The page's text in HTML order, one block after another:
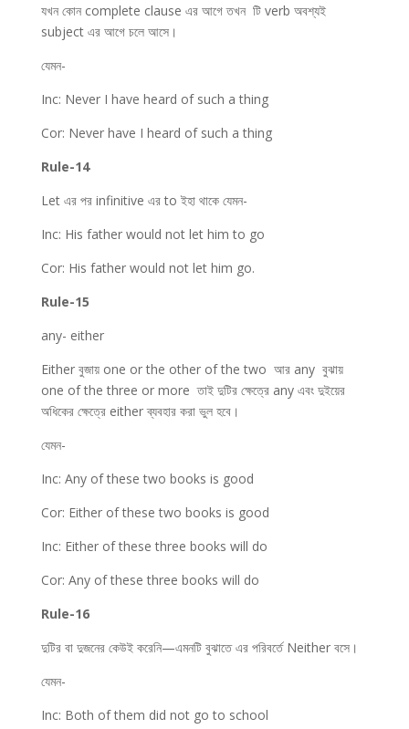
যখন কোন complete clause এর আগে তখন টি verb অবশ্যই
subject এর আগে চলে আসে।
যেমন-
Inc: Never I have heard of such a thing
Cor: Never have I heard of such a thing
Rule-14
Let এর পর infinitive এর to ইহা থাকে যেমন-
Inc: His father would not let him to go
Cor: His father would not let him go.
Rule-15
any- either
Either বুজায় one or the other of the two আর any বুঝায়
one of the three or more তাই দুটির ক্ষেত্রে any এবং দুইয়ের
অধিকের ক্ষেত্রে either ব্যবহার করা ভুল হবে।
যেমন-
Inc: Any of these two books is good
Cor: Either of these two books is good
Inc: Either of these three books will do
Cor: Any of these three books will do
Rule-16
দুটির বা দুজনের কেউই করেনি—এমনটি বুঝাতে এর পরিবর্তে Neither বসে।
যেমন-
Inc: Both of them did not go to school